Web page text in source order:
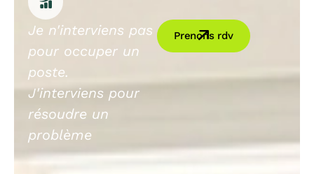
Je n'interviens pas
pour occuper un
poste.
J'interviens pour
résoudre un
problème
Prenons rdv